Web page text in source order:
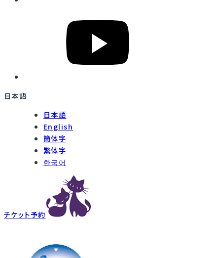
日本語
日本語
English
簡体字
繁体字
한국어
チケット予約